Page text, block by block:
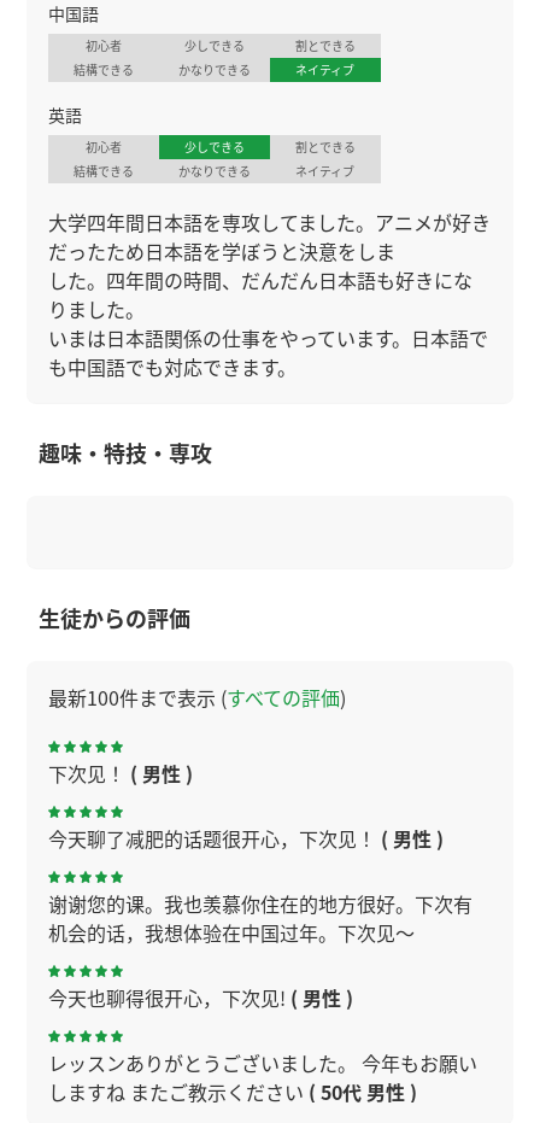
中国語
初心者 少しできる
割とできる
結構できる
かなりできる ネイティブ
英語
初心者 少しできる
割とできる
結構できる
かなりできる ネイティブ
大学四年間日本語を専攻してました。アニメが好き
だったため日本語を学ぼうと決意をしま
した。四年間の時間、だんだん日本語も好きにな
りました。
いまは日本語関係の仕事をやっています。日本語で
も中国語でも対応できます。
趣味・特技・専攻
生徒からの評価
最新100件まで表示 (すべての評価)
下次见！ ( 男性 )
今天聊了减肥的话题很开心，下次见！ ( 男性 )
谢谢您的课。我也羡慕你住在的地方很好。下次有
机会的话，我想体验在中国过年。下次见～
今天也聊得很开心，下次见! ( 男性 )
レッスンありがとうございました。 今年もお願い
しますね またご教示ください ( 50代 男性 )